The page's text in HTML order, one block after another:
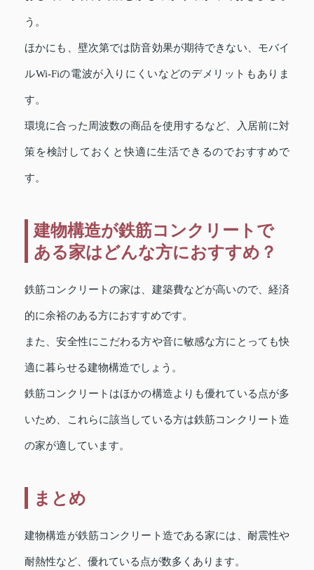
う。
ほかにも、壁次第では防音効果が期待できない、モバイ
ルWi-Fiの電波が入りにくいなどのデメリットもありま
す。
環境に合った周波数の商品を使用するなど、入居前に対
策を検討しておくと快適に生活できるのでおすすめで
す。
建物構造が鉄筋コンクリートで
ある家はどんな方におすすめ？
鉄筋コンクリートの家は、建築費などが高いので、経済
的に余裕のある方におすすめです。
また、安全性にこだわる方や音に敏感な方にとっても快
適に暮らせる建物構造でしょう。
鉄筋コンクリートはほかの構造よりも優れている点が多
いため、これらに該当している方は鉄筋コンクリート造
の家が適しています。
まとめ
建物構造が鉄筋コンクリート造である家には、耐震性や
耐熱性など、優れている点が数多くあります。